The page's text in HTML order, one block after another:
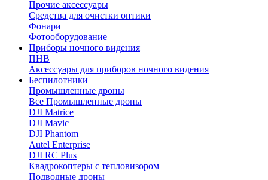
Прочие аксессуары
Средства для очистки оптики
Фонари
Фотооборудование
Приборы ночного видения
ПНВ
Аксессуары для приборов ночного видения
Беспилотники
Промышленные дроны
Все Промышленные дроны
DJI Matrice
DJI Mavic
DJI Phantom
Autel Enterprise
DJI RC Plus
Квадрокоптеры с тепловизором
Подводные дроны